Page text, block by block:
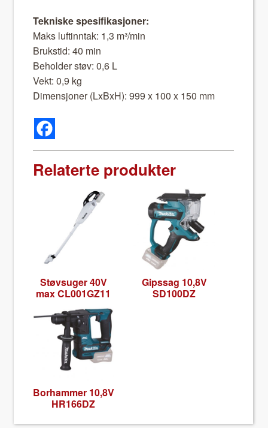
Tekniske spe­si­fikasjon­er:
Maks luftin­ntak: 1,3 m³/min
Bruk­stid: 40 min
Behold­er støv: 0,6 L
Vekt: 0,9 kg
Dimen­sjon­er (LxBxH): 999 x 100 x 150 mm
Relaterte produkter
Støv­sug­er 40V
max CL001GZ11
Gipssag 10,8V
SD100DZ
Borham­mer 10,8V
HR166DZ